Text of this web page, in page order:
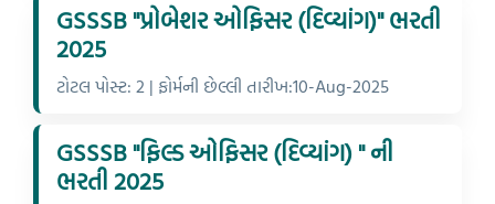
GSSSB "પ્રોબેશર ઓફિસર (દિવ્યાંગ)" ભરતી
2025
ટોટલ પોસ્ટ: 2 | ફોર્મની છેલ્લી તારીખ:10-Aug-2025
GSSSB "ફિલ્ડ ઓફિસર (દિવ્યાંગ) " ની
ભરતી 2025